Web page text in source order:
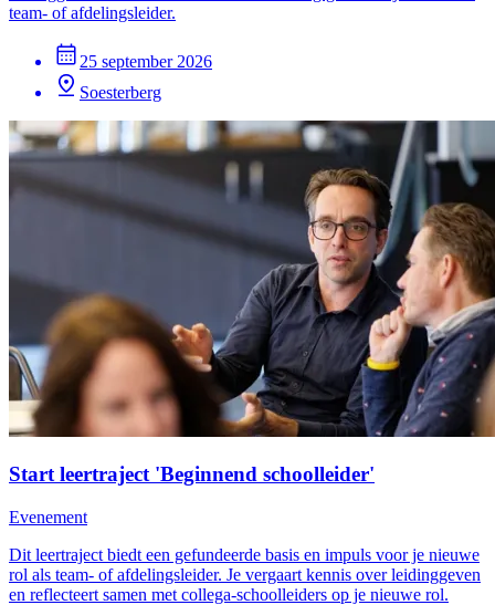
team- of afdelingsleider.
25 september 2026
Soesterberg
Start leertraject 'Beginnend schoolleider'
Evenement
Dit leertraject biedt een gefundeerde basis en impuls voor je nieuwe
rol als team- of afdelingsleider. Je vergaart kennis over leidinggeven
en reflecteert samen met collega-schoolleiders op je nieuwe rol.